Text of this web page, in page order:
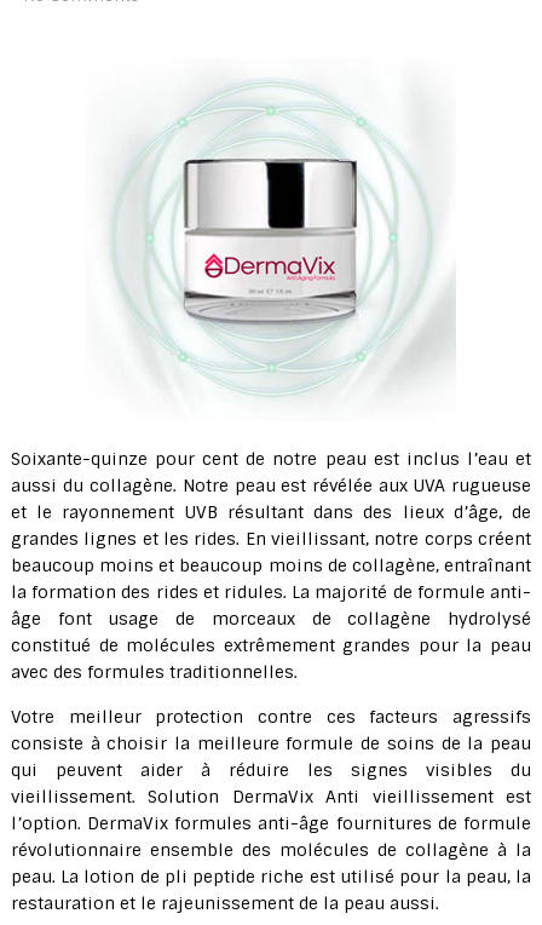
Soixante-quinze pour cent de notre peau est inclus l’eau et
aussi du collagène. Notre peau est révélée aux UVA rugueuse
et le rayonnement UVB résultant dans des lieux d’âge, de
grandes lignes et les rides. En vieillissant, notre corps créent
beaucoup moins et beaucoup moins de collagène, entraînant
la formation des rides et ridules. La majorité de formule anti-
âge font usage de morceaux de collagène hydrolysé
constitué de molécules extrêmement grandes pour la peau
avec des formules traditionnelles.
Votre meilleur protection contre ces facteurs agressifs
consiste à choisir la meilleure formule de soins de la peau
qui peuvent aider à réduire les signes visibles du
vieillissement. Solution DermaVix Anti vieillissement est
l’option. DermaVix formules anti-âge fournitures de formule
révolutionnaire ensemble des molécules de collagène à la
peau. La lotion de pli peptide riche est utilisé pour la peau, la
restauration et le rajeunissement de la peau aussi.